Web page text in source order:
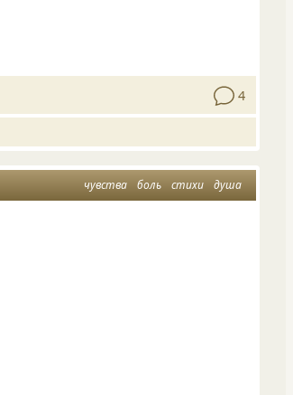
4
чувства боль стихи душа